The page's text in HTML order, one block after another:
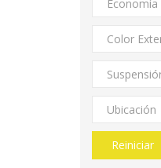
Color
Ubicación
Reiniciar